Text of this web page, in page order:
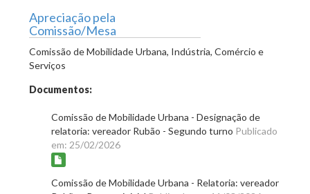
Apreciação pela
Comissão/Mesa
Comissão de Mobilidade Urbana, Indústria, Comércio e
Serviços
Documentos:
Comissão de Mobilidade Urbana - Designação de
relatoria: vereador Rubão - Segundo turno Publicado
em: 25/02/2026
Comissão de Mobilidade Urbana - Relatoria: vereador